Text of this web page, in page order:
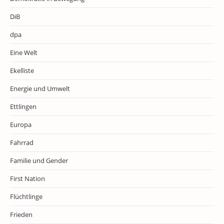
DiB
dpa
Eine Welt
Ekelliste
Energie und Umwelt
Ettlingen
Europa
Fahrrad
Familie und Gender
First Nation
Flüchtlinge
Frieden